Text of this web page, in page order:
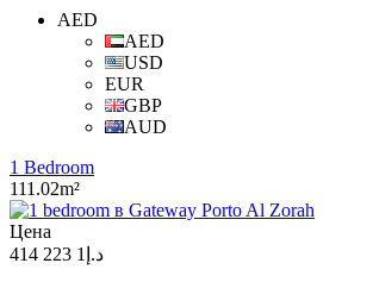
AED
AED
USD
EUR
GBP
AUD
1 Bedroom
111.02m²
Цена
د.إ1 223 414